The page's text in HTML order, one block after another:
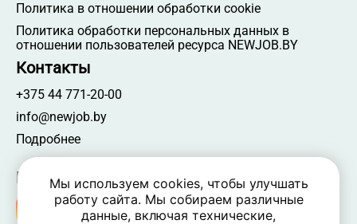
Политика в отношении обработки cookie
Политика обработки персональных данных в
отношении пользователей ресурса NEWJOB.BY
Контакты
+375 44 771-20-00
info@newjob.by
Подробнее
Мы в соцсетях
Мы используем cookies, чтобы улучшать
работу сайта. Мы собираем различные
данные, включая технические,